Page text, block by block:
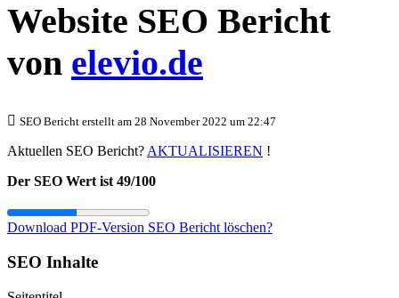
Website SEO Bericht
von elevio.de
SEO Bericht erstellt am 28 November 2022 um 22:47
Aktuellen SEO Bericht? AKTUALISIEREN !
Der SEO Wert ist 49/100
Download PDF-Version SEO Bericht löschen?
SEO Inhalte